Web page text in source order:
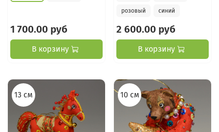
1 700.00 руб
В корзину
розовый синий
2 600.00 руб
В корзину
13 см 10 см